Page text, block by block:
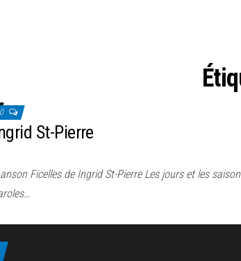
0
St-Pierre
Ficelles de Ingrid St-Pierre Les jours et les